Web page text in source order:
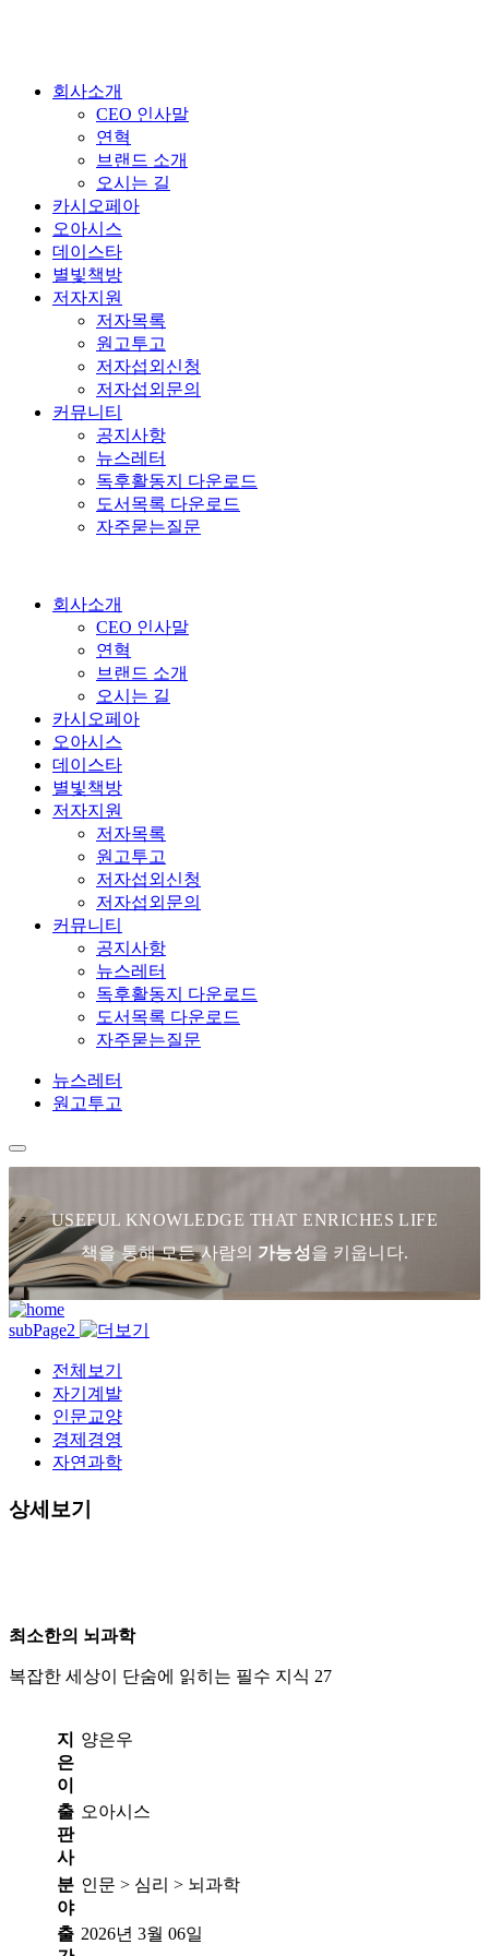
회사소개
CEO 인사말
연혁
브랜드 소개
오시는 길
카시오페아
오아시스
데이스타
별빛책방
저자지원
저자목록
원고투고
저자섭외신청
저자섭외문의
커뮤니티
공지사항
뉴스레터
독후활동지 다운로드
도서목록 다운로드
자주묻는질문
회사소개
CEO 인사말
연혁
브랜드 소개
오시는 길
카시오페아
오아시스
데이스타
별빛책방
저자지원
저자목록
원고투고
저자섭외신청
저자섭외문의
커뮤니티
공지사항
뉴스레터
독후활동지 다운로드
도서목록 다운로드
자주묻는질문
뉴스레터
원고투고
USEFUL KNOWLEDGE THAT ENRICHES LIFE
책을 통해 모든 사람의 가능성을 키웁니다.
subPage2
전체보기
자기계발
인문교양
경제경영
자연과학
상세보기
최소한의 뇌과학
복잡한 세상이 단숨에 읽히는 필수 지식 27
지
은
이
양은우
출
판
사
오아시스
분
야
인문 > 심리 > 뇌과학
출 2026년 3월 06일